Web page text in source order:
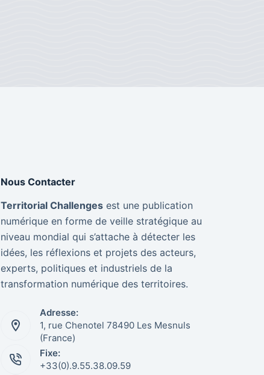
Nous Contacter
Territorial Challengesest une publication
numérique en forme de veille stratégique au
niveau mondial qui s’attache à détecter les
idées, les réflexions et projets des acteurs,
experts, politiques et industriels de la
transformation numérique des territoires.
Adresse:
1, rue Chenotel 78490 Les Mesnuls
(France)
Fixe:
+33(0).9.55.38.09.59